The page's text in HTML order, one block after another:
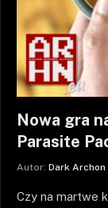
Nowa gra
Parasite
Autor: Dark Archon
Czy na martwe